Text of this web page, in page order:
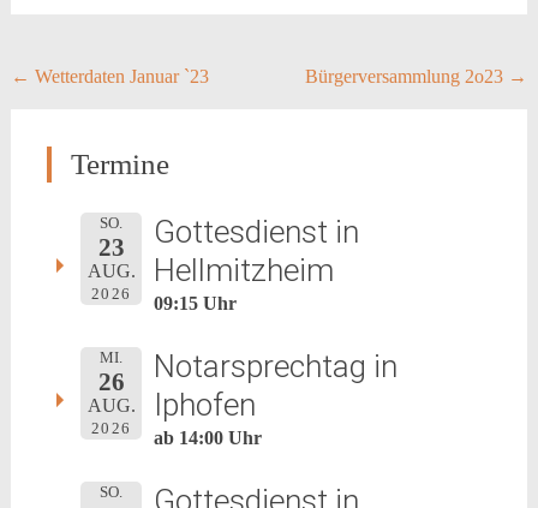
Post
← Wetterdaten Januar `23 Bürgerversammlung 2o23 →
Termine
SO.
23
AUG.
2026
Gottesdienst in
Hellmitzheim
09:15 Uhr
MI.
26
AUG.
2026
Notarsprechtag in
Iphofen
ab 14:00 Uhr
SO. Gottesdienst in